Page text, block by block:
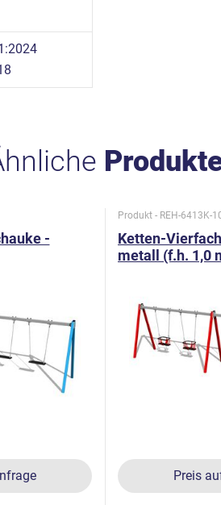
-
Produkt - REH-6413K-
Ketten-
metall (f.h. 1,0
Preis